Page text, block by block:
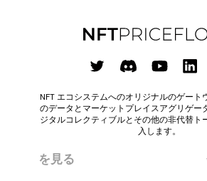
NFT エコシステムへのオリジナルのゲート
のデータとマーケットプレイスアグリゲー
ジタルコレクティブルとその他の非代替ト
入します。
を見る